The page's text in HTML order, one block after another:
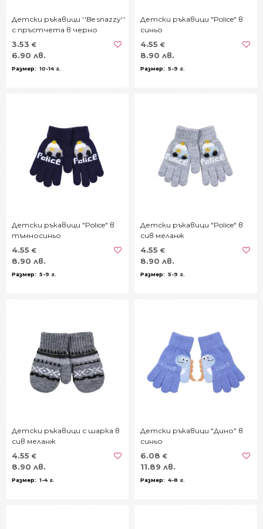
Детски ръкавици ''Be snazzy''
с пръстчета в черно
3.53 €
6.90 лв.
10-14 г.
Детски ръкавици "Police" в
синьо
4.55 €
8.90 лв.
5-9 г.
Детски ръкавици "Police" в
тъмносиньо
4.55 €
8.90 лв.
5-9 г.
Детски ръкавици "Police" в
сив меланж
4.55 €
8.90 лв.
5-9 г.
Детски ръкавици с шарка в
сив меланж
4.55 €
8.90 лв.
1-4 г.
Детски ръкавици "Дино" в
синьо
6.08 €
11.89 лв.
4-8 г.